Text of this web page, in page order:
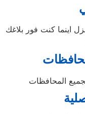
اينما كنت فور بلاغك
المحافظات